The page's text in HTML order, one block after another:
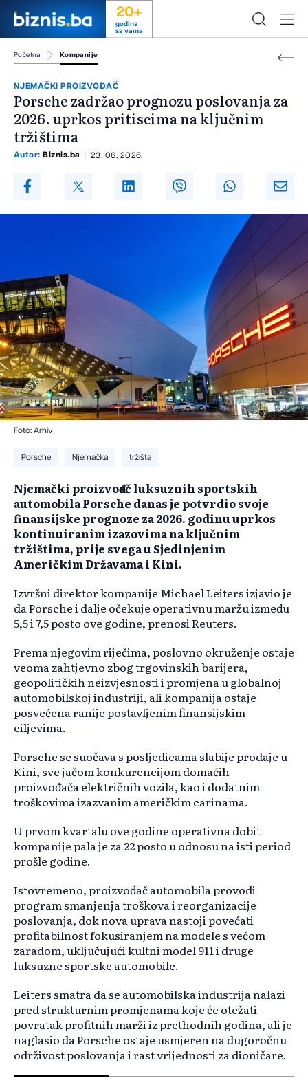
20+
godina
sa vama
Početna Kompanije
NJEMAČKI PROIZVOĐAČ
Porsche zadržao prognozu poslovanja za
2026. uprkos pritiscima na ključnim
tržištima
Autor: Biznis.ba 23. 06. 2026.
Foto: Arhiv
Porsche Njemačka tržišta
Njemački proizvođač luksuznih sportskih
automobila Porsche danas je potvrdio svoje
finansijske prognoze za 2026. godinu uprkos
kontinuiranim izazovima na ključnim
tržištima, prije svega u Sjedinjenim
Američkim Državama i Kini.
Izvršni direktor kompanije Michael Leiters izjavio je
da Porsche i dalje očekuje operativnu maržu između
5,5 i 7,5 posto ove godine, prenosi Reuters.
Prema njegovim riječima, poslovno okruženje ostaje
veoma zahtjevno zbog trgovinskih barijera,
geopolitičkih neizvjesnosti i promjena u globalnoj
automobilskoj industriji, ali kompanija ostaje
posvećena ranije postavljenim finansijskim
ciljevima.
Porsche se suočava s posljedicama slabije prodaje u
Kini, sve jačom konkurencijom domaćih
proizvođača električnih vozila, kao i dodatnim
troškovima izazvanim američkim carinama.
U prvom kvartalu ove godine operativna dobit
kompanije pala je za 22 posto u odnosu na isti period
prošle godine.
Istovremeno, proizvođač automobila provodi
program smanjenja troškova i reorganizacije
poslovanja, dok nova uprava nastoji povećati
profitabilnost fokusiranjem na modele s većom
zaradom, uključujući kultni model 911 i druge
luksuzne sportske automobile.
Leiters smatra da se automobilska industrija nalazi
pred strukturnim promjenama koje će otežati
povratak profitnih marži iz prethodnih godina, ali je
naglasio da Porsche ostaje usmjeren na dugoročnu
održivost poslovanja i rast vrijednosti za dioničare.